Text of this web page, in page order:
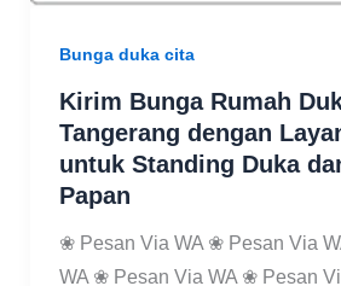
Bunga duka cita
Kirim Bunga Rumah
Tangerang dengan
untuk Standing Duka
Papan
❀ Pesan Via WA ❀ Pesan Via
WA ❀ Pesan Via WA ❀ Pesan